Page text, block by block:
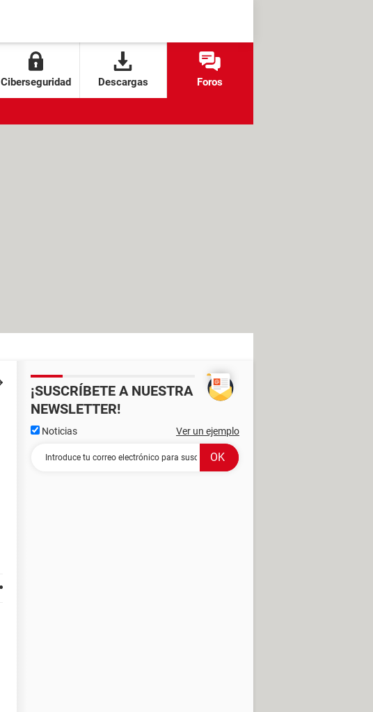
Ciberseguridad Descargas Foros
¡SUSCRÍBETE A NUESTRA
NEWSLETTER!
Noticias Ver un ejemplo